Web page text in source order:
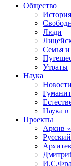
Общество
История
Люди
Семья и
Утраты
Наука
Наука в
Проекты
Архив